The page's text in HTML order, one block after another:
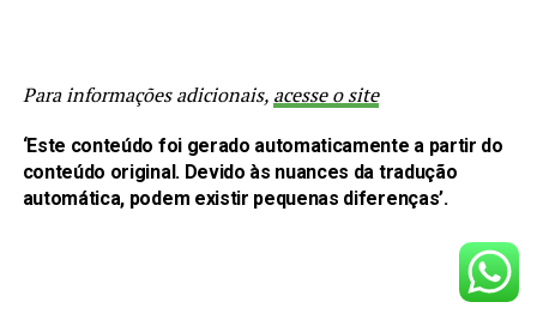
Para informações adicionais, acesse o site
‘Este conteúdo foi gerado automaticamente a partir do
conteúdo original. Devido às nuances da tradução
automática, podem existir pequenas diferenças’.